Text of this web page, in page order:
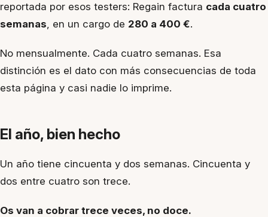
reportada por esos testers: Regain factura cada cuatro
semanas, en un cargo de 280 a 400 €.
No mensualmente. Cada cuatro semanas. Esa
distinción es el dato con más consecuencias de toda
esta página y casi nadie lo imprime.
El año, bien hecho
Un año tiene cincuenta y dos semanas. Cincuenta y
dos entre cuatro son trece.
Os van a cobrar trece veces, no doce.